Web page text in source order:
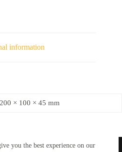
you the best experience on our
information
200 × 100 × 45 mm